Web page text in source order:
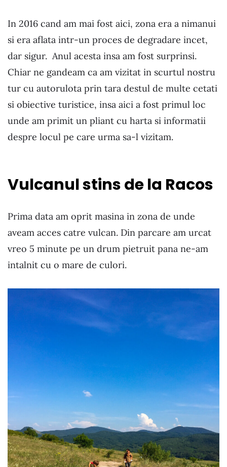
In 2016 cand am mai fost aici, zona era a nimanui
si era aflata intr-un proces de degradare incet,
dar sigur. Anul acesta insa am fost surprinsi.
Chiar ne gandeam ca am vizitat in scurtul nostru
tur cu autorulota prin tara destul de multe cetati
si obiective turistice, insa aici a fost primul loc
unde am primit un pliant cu harta si informatii
despre locul pe care urma sa-l vizitam.
Vulcanul stins de la Racos
Prima data am oprit masina in zona de unde
aveam acces catre vulcan. Din parcare am urcat
vreo 5 minute pe un drum pietruit pana ne-am
intalnit cu o mare de culori.